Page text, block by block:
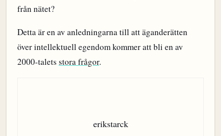
från nätet?
Detta är en av anledningarna till att äganderätten
över intellektuell egendom kommer att bli en av
2000-talets storafrågor.
erikstarck